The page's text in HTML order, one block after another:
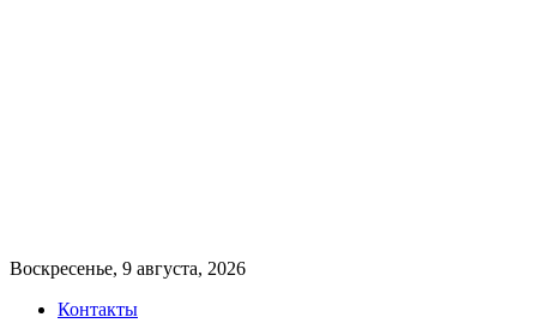
Воскресенье, 9 августа, 2026
Контакты